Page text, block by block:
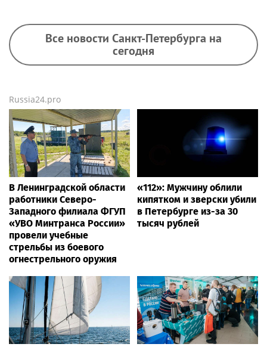
Все новости Санкт-Петербурга на
сегодня
Russia24.pro
В Ленинградской области
работники Северо-
Западного филиала ФГУП
«УВО Минтранса России»
провели учебные
стрельбы из боевого
огнестрельного оружия
«112»: Мужчину облили
кипятком и зверски убили
в Петербурге из-за 30
тысяч рублей